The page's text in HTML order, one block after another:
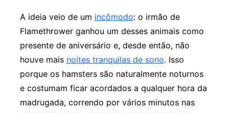
A ideia veio de um incômodo: o irmão de
Flamethrower ganhou um desses animais como
presente de aniversário e, desde então, não
houve mais noites tranquilas de sono. Isso
porque os hamsters são naturalmente noturnos
e costumam ficar acordados a qualquer hora da
madrugada, correndo por vários minutos nas